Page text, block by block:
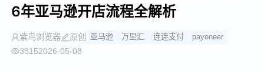
6年亚马逊开店流程全解析
紫鸟浏览器 原创 亚马逊 万里汇 连连支付 payoneer
38152026-05-08